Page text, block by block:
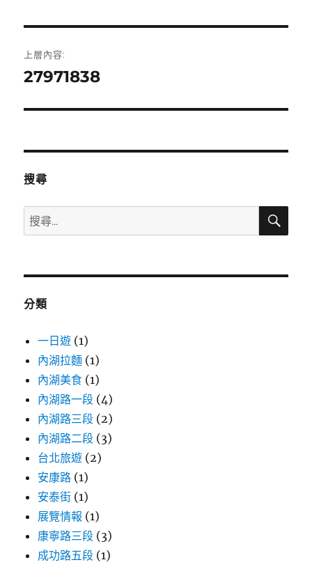
章
上層內容:
27971838
搜尋
搜
尋
鍵
搜
分類
一日遊 (1)
內湖拉麵 (1)
內湖美食 (1)
內湖路一段 (4)
內湖路三段 (2)
內湖路二段 (3)
台北旅遊 (2)
安康路 (1)
安泰街 (1)
展覽情報 (1)
康寧路三段 (3)
成功路五段 (1)